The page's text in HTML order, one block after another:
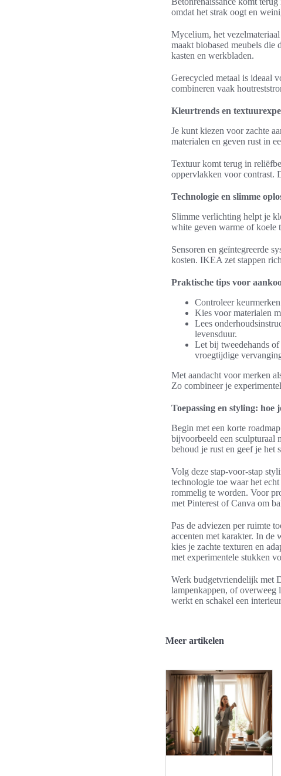
omdat het strak oogt en
Mycelium, het
maakt biobased meubels die
kasten en werkbladen.
Gerecycled metaal is ideaal
combineren vaak
Kleurtrends en
Je kunt kiezen voor zachte
materialen en geven rust in
Textuur komt terug in
oppervlakken voor contrast.
Technologie en slimme
Slimme verlichting helpt je
white geven warme of koele
Sensoren en geïntegreerde
kosten. IKEA zet stappen
Praktische tips voor
Controleer
Kies voor materialen
Lees
levensduur.
Let bij tweedehands
vroegtijdige
Met aandacht voor merken
Zo combineer je
Toepassing en styling:
Begin met een korte
bijvoorbeeld een sculpturaal
behoud je rust en geef je het
Volg deze stap-voor-stap
technologie toe waar het
rommelig te worden. Voor
met Pinterest of Canva om
Pas de adviezen per ruimte
accenten met karakter. In de
kies je zachte texturen en
met experimentele stukken
Werk budgetvriendelijk met
lampenkappen, of overweeg
werkt en schakel een
Meer artikelen